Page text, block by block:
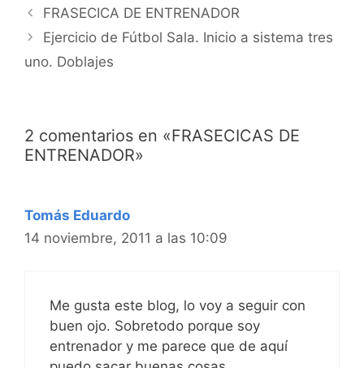
Navegación
de
entradas
FRASECICA DE ENTRENADOR
Ejercicio de Fútbol Sala. Inicio a sistema tres
uno. Doblajes
2 comentarios en «FRASECICAS DE
ENTRENADOR»
Tomás Eduardo
14 noviembre, 2011 a las 10:09
Me gusta este blog, lo voy a seguir con
buen ojo. Sobretodo porque soy
entrenador y me parece que de aquí